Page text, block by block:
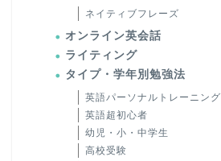
ネイティブフレーズ
オンライン英会話
ライティング
タイプ・学年別勉強法
英語パーソナルトレーニング
英語超初心者
幼児・小・中学生
高校受験